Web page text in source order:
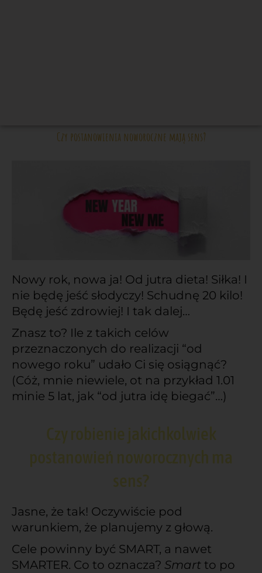
Czy postanowienia noworoczne mają sens?
Nowy rok, nowa ja! Od jutra dieta! Siłka! I
nie będę jeść słodyczy! Schudnę 20 kilo!
Będę jeść zdrowiej! I tak dalej…
Znasz to? Ile z takich celów
przeznaczonych do realizacji “od
nowego roku” udało Ci się osiągnąć?
(Cóż, mnie niewiele, ot na przykład 1.01
minie 5 lat, jak “od jutra idę biegać”…)
Czy robienie jakichkolwiek
postanowień noworocznych ma
sens?
Jasne, że tak! Oczywiście pod
warunkiem, że planujemy z głową.
Cele powinny być SMART, a nawet
SMARTER. Co to oznacza? Smart to po